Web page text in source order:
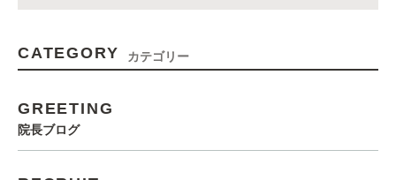
CATEGORY カテゴリー
GREETING
院長ブログ